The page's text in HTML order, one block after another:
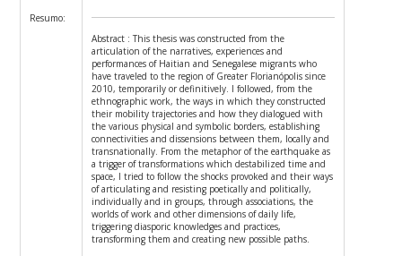
Resumo:
Abstract : This thesis was constructed from the
articulation of the narratives, experiences and
performances of Haitian and Senegalese migrants who
have traveled to the region of Greater Florianópolis since
2010, temporarily or definitively. I followed, from the
ethnographic work, the ways in which they constructed
their mobility trajectories and how they dialogued with
the various physical and symbolic borders, establishing
connectivities and dissensions between them, locally and
transnationally. From the metaphor of the earthquake as
a trigger of transformations which destabilized time and
space, I tried to follow the shocks provoked and their ways
of articulating and resisting poetically and politically,
individually and in groups, through associations, the
worlds of work and other dimensions of daily life,
triggering diasporic knowledges and practices,
transforming them and creating new possible paths.